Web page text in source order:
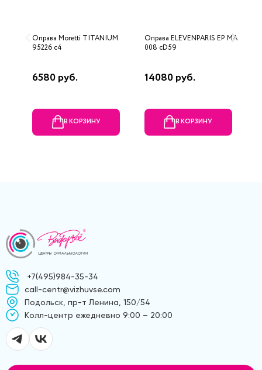
Оправа Moretti TITANIUM
95226 c4
6580 руб.
В КОРЗИНУ
Оправа ELEVENPARIS EP MA
008 cD59
14080 руб.
В КОРЗИНУ
+7(495)984-35-34
call-centr@vizhuvse.com
Подольск, пр-т Ленина, 150/54
Kолл-центр ежедневно 9:00 – 20:00